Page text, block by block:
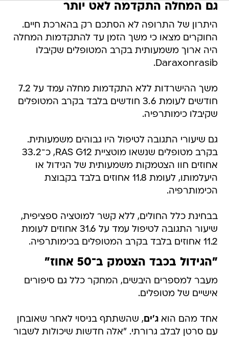
גם המחלה התקדמה לאט יותר
היתרון של התרופה לא הסתכם רק בהארכת חיים.
החוקרים מצאו כי משך הזמן עד להתקדמות המחלה
היה ארוך משמעותית בקרב המטופלים שקיבלו
Daraxonrasib.
משך ההישרדות ללא התקדמות מחלה עמד על 7.2
חודשים לעומת 3.6 חודשים בלבד בקרב המטופלים
שקיבלו כימותרפיה.
גם שיעורי התגובה לטיפול היו גבוהים משמעותית.
בקרב מטופלים שנשאו מוטציית RAS G12, כ־33.2
אחוזים חוו הצטמקות משמעותית של הגידול או
היעלמותו, לעומת 11.8 אחוזים בלבד בקבוצת
הכימותרפיה.
בבחינת כלל החולים, ללא קשר למוטציה ספציפית,
שיעור התגובה לטיפול עמד על 31.6 אחוזים לעומת
11.2 אחוזים בלבד בקרב המטופלים בכימותרפיה.
"הגידול בכבד הצטמק ב־50 אחוז"
מעבר למספרים היבשים, המחקר כלל גם סיפורים
אישיים של מטופלים.
אחד מהם הואג'ים, שהשתתף בניסוי לאחר שאובחן
עם סרטן לבלב גרורתי. "אלה חדשות שיכולות לשבור